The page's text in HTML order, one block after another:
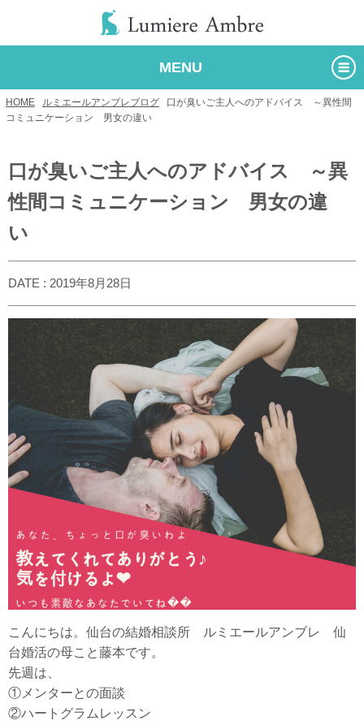
MENU
HOME ルミエールアンブレブログ
口が臭いご主人へのアドバイス ～異性間
コミュニケーション 男女の違い
口が臭いご主人へのアドバイス ～異
性間コミュニケーション 男女の違
い
DATE : 2019年8月28日
こんにちは。仙台の結婚相談所 ルミエールアンブレ 仙
台婚活の母こと藤本です。
先週は、
①メンターとの面談
②ハートグラムレッスン